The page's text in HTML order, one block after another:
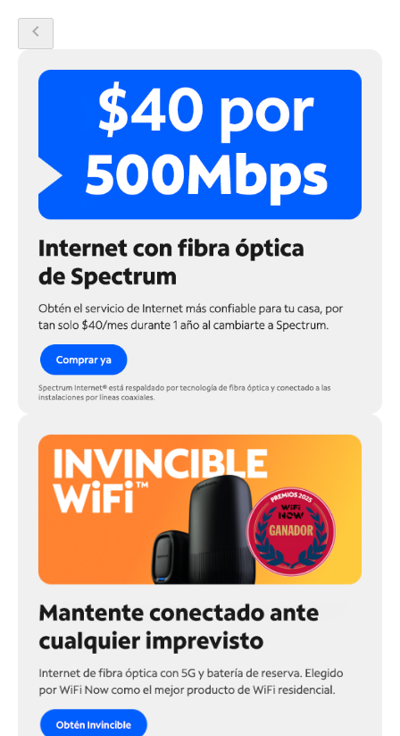
chevron_left